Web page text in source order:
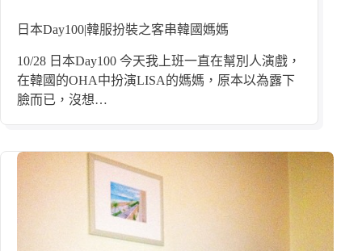
日本Day100|韓服扮裝之客串韓國媽媽
10/28 日本Day100 今天我上班一直在幫別人演戲，
在韓國的OHA中扮演LISA的媽媽，原本以為露下
臉而已，沒想…